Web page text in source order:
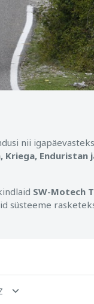
nii
Kriega, Enduristan
SW-Motech
süsteeme